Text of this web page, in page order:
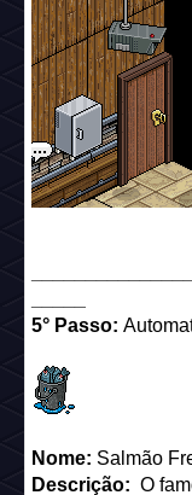
5° Passo:
Nome: Salmão
Descrição: O